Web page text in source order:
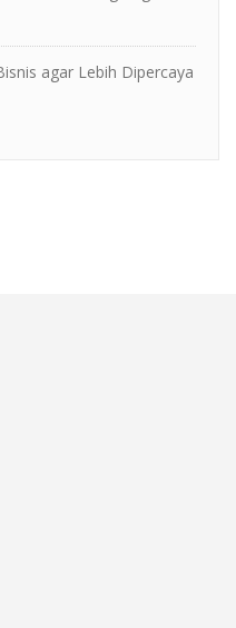
agar Lebih Dipercaya